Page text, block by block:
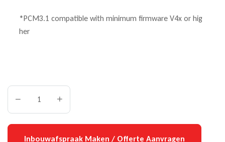
*PCM3.1 compatible with minimum firmware V4x or hig
her
Inbouwafspraak Maken / Offerte Aanvragen